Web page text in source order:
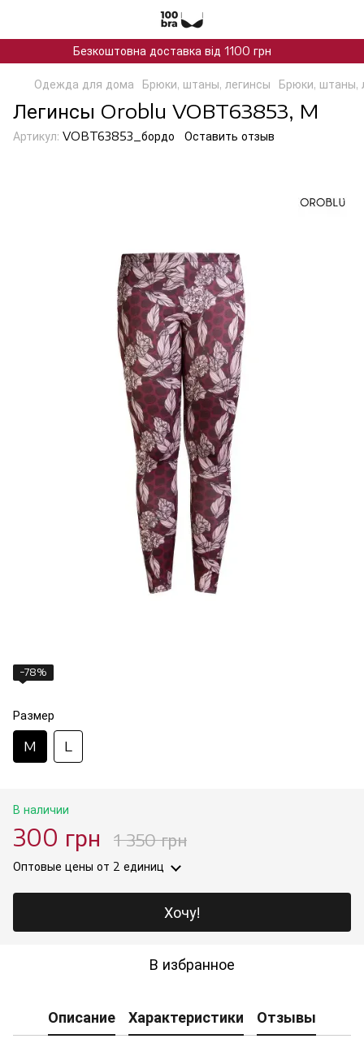
Безкоштовна доставка від 1100 грн
Одежда для дома Брюки, штаны, легинсы Брюки, штаны,
Легинсы Oroblu VOBT63853, M
Артикул: VOBT63853_бордо Оставить отзыв
−78%
Размер
M L
В наличии
300 грн 1 350 грн
Оптовые цены от 2 единиц
Хочу!
В избранное
Описание Характеристики Отзывы